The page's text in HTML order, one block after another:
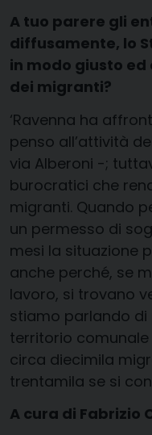
A tuo parere gli
diffusamente, lo
in modo giusto
dei migranti?
‘Ravenna ha
penso all’attività
via Alberoni -;
burocratici che
migranti. Quando
un permesso di
mesi la situazione
anche perché, se
lavoro, si trovano
stiamo parlando di
territorio
circa diecimila
trentamila se si
A cura di Fabrizio